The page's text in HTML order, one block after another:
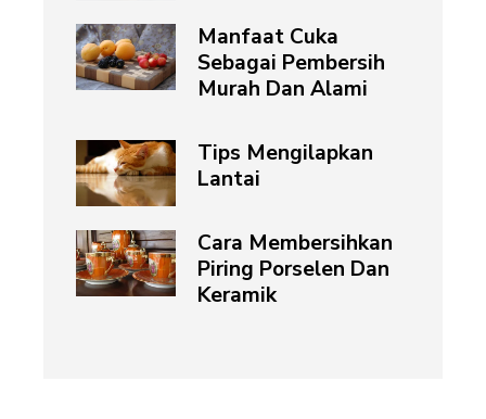
Manfaat Cuka
Sebagai Pembersih
Murah Dan Alami
Tips Mengilapkan
Lantai
Cara Membersihkan
Piring Porselen Dan
Keramik